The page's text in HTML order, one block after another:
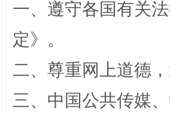
一、遵守各国有关
定》。
二、尊重网上道德
三、中国公共传媒